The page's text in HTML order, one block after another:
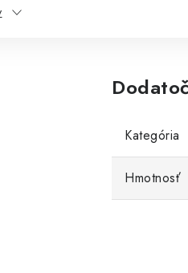
Kategória
Hmotnosť